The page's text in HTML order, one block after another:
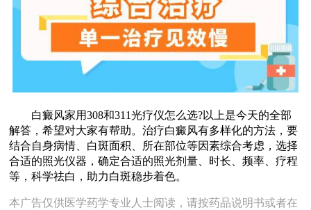
白癜风家用308和311光疗仪怎么选?以上是今天的全部
解答，希望对大家有帮助。治疗白癜风有多样化的方法，要
结合自身病情、白斑面积、所在部位等因素综合考虑，选择
合适的照光仪器，确定合适的照光剂量、时长、频率、疗程
等，科学祛白，助力白斑稳步着色。
本广告仅供医学药学专业人士阅读，请按药品说明书或者在